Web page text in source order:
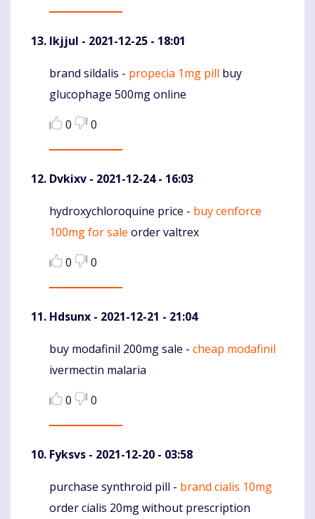
Ikjjul - 2021-12-25 - 18:01
Komentaras
brand sildalis - propecia 1mg pill buy
glucophage 500mg online
0
0
Dvkixv - 2021-12-24 - 16:03
Komentaras
hydroxychloroquine price - buy cenforce
100mg for sale order valtrex
0
0
Hdsunx - 2021-12-21 - 21:04
Komentaras
buy modafinil 200mg sale - cheap modafinil
ivermectin malaria
0
0
Fyksvs - 2021-12-20 - 03:58
Komentaras
purchase synthroid pill - brand cialis 10mg
order cialis 20mg without prescription